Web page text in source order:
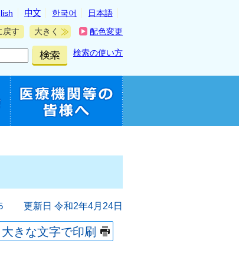
中文 한국어
日本語
戻す 大きく 配色変更
検索の使い方
更新日 令和2年4月24日
大きな文字で印刷